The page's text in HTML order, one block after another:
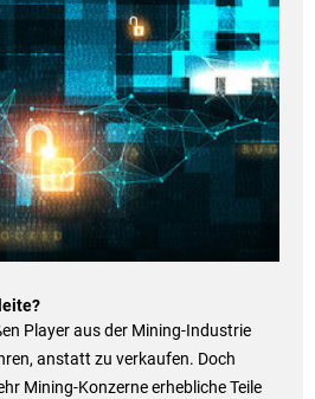
Player aus der Mining-Industrie
anstatt zu verkaufen. Doch
Mining-Konzerne erhebliche Teile